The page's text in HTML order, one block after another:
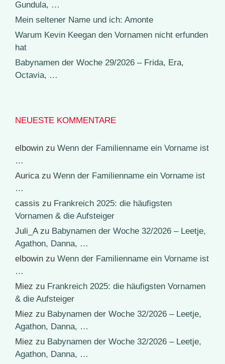
Gundula, …
Mein seltener Name und ich: Amonte
Warum Kevin Keegan den Vornamen nicht erfunden
hat
Babynamen der Woche 29/2026 – Frida, Era,
Octavia, …
NEUESTE KOMMENTARE
elbowin zu Wenn der Familienname ein Vorname ist
…
Auricazu Wenn der Familienname ein Vorname ist
…
cassis zu Frankreich 2025: die häufigsten
Vornamen & die Aufsteiger
Juli_Azu Babynamen der Woche 32/2026 – Leetje,
Agathon, Danna, …
elbowin zu Wenn der Familienname ein Vorname ist
…
Miez zu Frankreich 2025: die häufigsten Vornamen
& die Aufsteiger
Miez zu Babynamen der Woche 32/2026 – Leetje,
Agathon, Danna, …
Miez zu Babynamen der Woche 32/2026 – Leetje,
Agathon, Danna, …